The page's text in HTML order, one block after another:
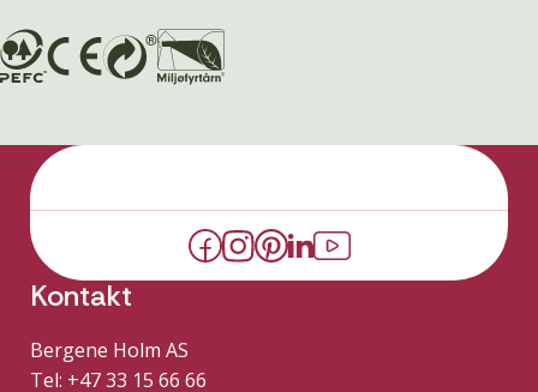
Kontakt
Bergene Holm AS
Tel: +47 33 15 66 66